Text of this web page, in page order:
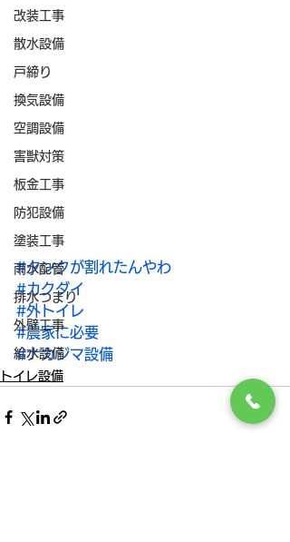
改装工事
散水設備
戸締り
換気設備
空調設備
害獣対策
板金工事
防犯設備
塗装工事
雨水配管
排水つまり
外壁工事
給水設備
#タンクが割れたんやわ
#カクダイ
#外トイレ
#農家に必要
#ナカジマ設備
トイレ設備